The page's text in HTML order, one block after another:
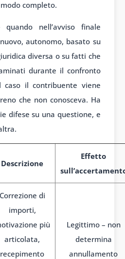
completo.
nell’avviso finale
autonomo, basato su
diversa o su fatti che
durante il confronto
caso il contribuente viene
che non conosceva. Ha
difese su una questione, e
Descrizione
Effetto
Correzione di
importi,
più
articolata,
recepimento
Legittimo – non
determina
annullamento